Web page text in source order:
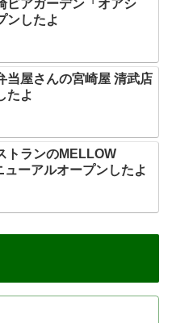
ビアガーデン「オアシ
ンしたよ
当屋さんの宮崎屋 清武店
たよ
トランのMELLOW
ーアルオープンしたよ